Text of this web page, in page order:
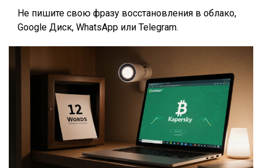
Не пишите свою фразу восстановления в облако,
Google Диск, WhatsApp или Telegram.